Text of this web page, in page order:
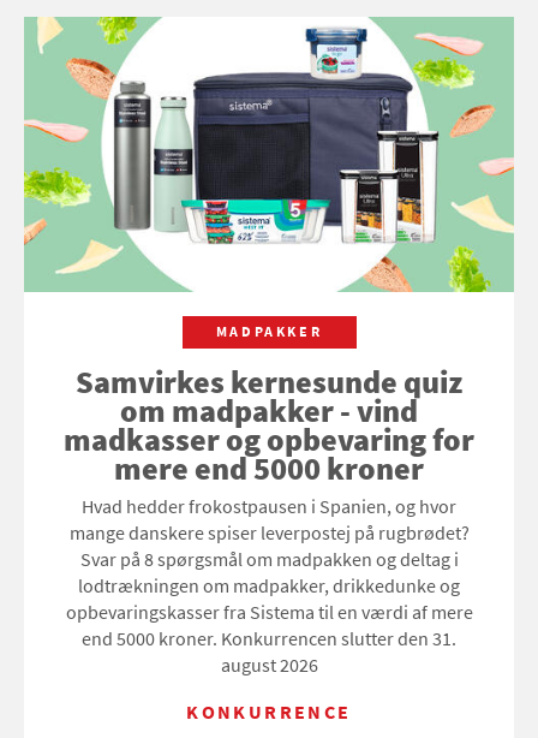
MADPAKKER
Samvirkes kernesunde quiz
om madpakker - vind
madkasser og opbevaring for
mere end 5000 kroner
Hvad hedder frokostpausen i Spanien, og hvor
mange danskere spiser leverpostej på rugbrødet?
Svar på 8 spørgsmål om madpakken og deltag i
lodtrækningen om madpakker, drikkedunke og
opbevaringskasser fra Sistema til en værdi af mere
end 5000 kroner. Konkurrencen slutter den 31.
august 2026
KONKURRENCE